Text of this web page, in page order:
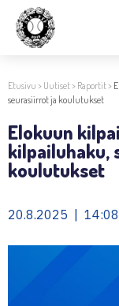
Etusivu > Uutiset> Raportit>
seurasiirrot ja koulutukset
Elokuun
kilpailuhaku,
koulutukset
20.8.2025 |